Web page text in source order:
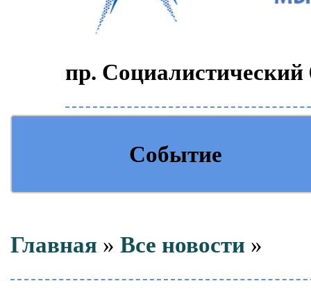
пр. Социалистический
Событие
Главная » Все новости »